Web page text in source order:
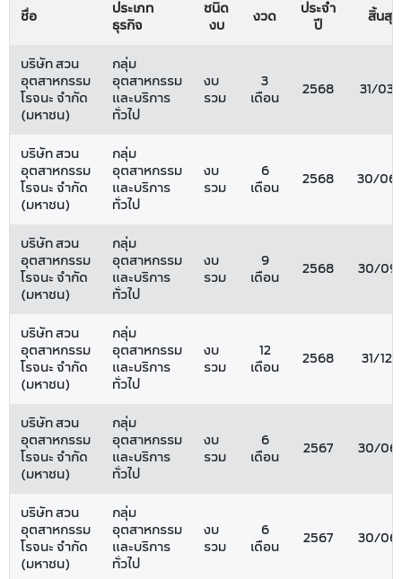
ชื่อ
ประเภท
ธุรกิจ
ชนิด
งบ
งวด
ประจำ
ปี
สิ้นสุ
บริษัท สวน
อุตสาหกรรม
โรจนะ จำกัด
(มหาชน)
กลุ่ม
อุตสาหกรรม
และบริการ
ทั่วไป
งบ
รวม
3
เดือน
2568 31/
บริษัท สวน
อุตสาหกรรม
โรจนะ จำกัด
(มหาชน)
กลุ่ม
อุตสาหกรรม
และบริการ
ทั่วไป
งบ
รวม
6
เดือน
2568 30/
บริษัท สวน
อุตสาหกรรม
โรจนะ จำกัด
(มหาชน)
กลุ่ม
อุตสาหกรรม
และบริการ
ทั่วไป
งบ
รวม
9
เดือน
2568 30/
บริษัท สวน
อุตสาหกรรม
โรจนะ จำกัด
(มหาชน)
กลุ่ม
อุตสาหกรรม
และบริการ
ทั่วไป
งบ
รวม
12
เดือน
2568 31/
บริษัท สวน
อุตสาหกรรม
โรจนะ จำกัด
(มหาชน)
กลุ่ม
อุตสาหกรรม
และบริการ
ทั่วไป
งบ
รวม
6
เดือน
2567 30/
บริษัท สวน
อุตสาหกรรม
โรจนะ จำกัด
(มหาชน)
กลุ่ม
อุตสาหกรรม
และบริการ
ทั่วไป
งบ
รวม
6
เดือน
2567 30/